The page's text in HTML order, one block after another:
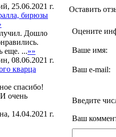
25.06.2021 г.
бирюзы
Дошло
еще. ...»»
08.06.2021 г.
кварца
спасибо!
очень
14.04.2021 г.
Оставить
Оцените
Ваше имя:
Ваш e-mail:
Введите
Ваш